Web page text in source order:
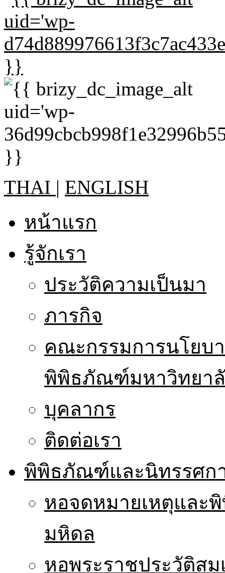
THAI | ENGLISH
หน้าแรก
รู้จักเรา
ประวัติความเป็นมา
ภารกิจ
คณะกรรมการนโยบ
พิพิธภัณฑ์มหาวิทยา
บุคลากร
ติดต่อเรา
พิพิธภัณฑ์และนิทรรศก
หอจดหมายเหตุและ
มหิดล
หอพระราชประวัติส